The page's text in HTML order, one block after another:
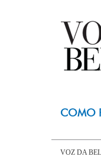
COMO
VOZ DA